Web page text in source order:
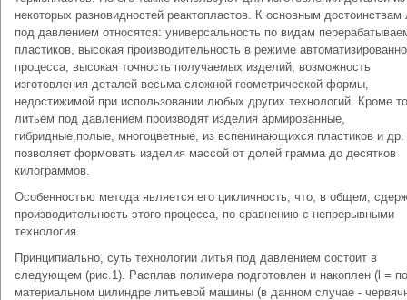
некоторых разновидностей реактопластов. К основным достоинствам
под давлением относятся: универсальность по видам
пластиков, высокая производительность в режиме
процесса, высокая точность получаемых изделий, возможность
изготовления деталей весьма сложной геометрической формы,
недостижимой при использовании любых других технологий. Кроме
литьем под давлением производят изделия армированные,
гибридные,полые, многоцветные, из вспенинающихся пластиков и
позволяет формовать изделия массой от долей грамма до десятков
килограммов.
Особенностью метода является его цикличность, что, в общем,
производительность этого процесса, по сравнению с непрерывными
технология.
Принципиально, суть технологии литья под давлением состоит в
следующем (рис.1). Расплав полимера подготовлен и накоплен (l =
материальном цилиндре литьевой машины (в данном случае -